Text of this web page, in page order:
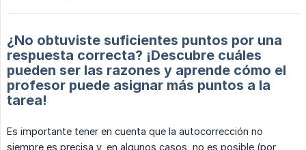
¿No obtuviste suficientes puntos por una
respuesta correcta? ¡Descubre cuáles
pueden ser las razones y aprende cómo el
profesor puede asignar más puntos a la
tarea!
Es importante tener en cuenta que la autocorrección no
siempre es precisa y, en algunos casos, no es posible (por